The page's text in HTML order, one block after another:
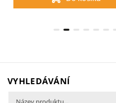
VYHLEDÁVÁNÍ